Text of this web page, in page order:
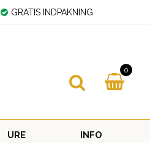
GRATIS INDPAKNING
0
URE INFO